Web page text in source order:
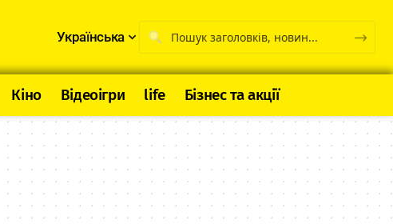
Українська
Кіно Відеоігри life Бізнес та акції